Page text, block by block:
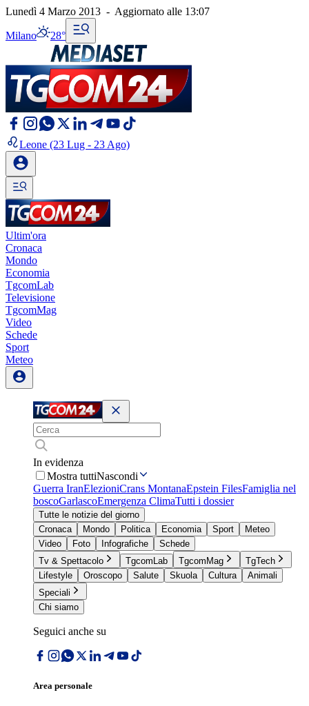
Lunedì 4 Marzo 2013 - Aggiornato alle 13:07
Milano 28°
Leone (23 Lug - 23 Ago)
Ultim'ora
Cronaca
Mondo
Economia
TgcomLab
Televisione
TgcomMag
Video
Schede
Sport
Meteo
In evidenza
Mostra tuttiNascondi
Guerra IranElezioniCrans MontanaEpstein FilesFamiglia nel
boscoGarlascoEmergenza ClimaTutti i dossier
Tutte le notizie del giorno
Cronaca
Mondo Politica Economia Sport
Meteo
Video
Foto Infografiche
Schede
Tv & Spettacolo
TgcomLab TgcomMag
TgTech
Lifestyle
Oroscopo Salute Skuola Cultura
Animali
Speciali
Chi siamo
Seguici anche su
Area personale